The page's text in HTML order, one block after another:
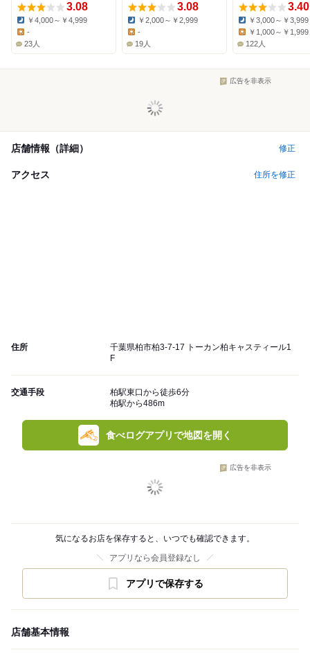
3.08
Dinner:
￥4,000～￥4,999
Lunch:
-
23人
3.08
Dinner:
￥2,000～￥2,999
Lunch:
-
19人
3.40
Dinner:
￥3,000～￥3,999
￥1,000～￥1,999
122人
広告を非表示
店舗情報（詳細） 修正
アクセス 住所を修正
住所
千葉県柏市柏3-7-17 トーカン柏キャスティール1
F
交通手段
柏駅東口から徒歩6分
柏駅から486m
食べログアプリで地図を開く
広告を非表示
気になるお店を保存すると、いつでも確認できます。
アプリなら会員登録なし
アプリで保存する
店舗基本情報